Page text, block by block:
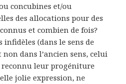
concubines et/ou
des allocations pour des
et combien de fois?
infidèles (dans le sens de
dans l’ancien sens, celui
reconnu leur progéniture
jolie expression, ne